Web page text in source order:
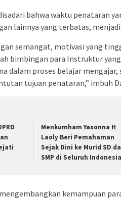
bahwa waktu penataran
lainnya yang terbatas,
semangat, motivasi yang
bimbingan para Instruktur
dalam proses belajar
tujuan penataran,” imbuh
Menkumham Yasonna H
Laoly Beri Pemahaman
Sejak Dini ke Murid SD
SMP di Seluruh Indonesia
kemampuan